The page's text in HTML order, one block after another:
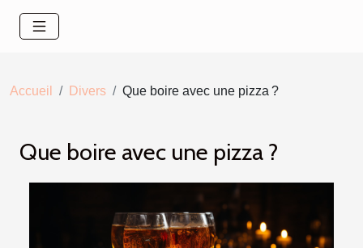
Accueil Divers Que boire avec une pizza ?
Que boire avec une pizza ?